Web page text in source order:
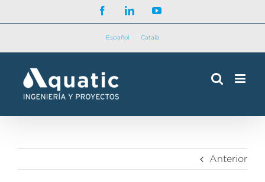
FacebookLinkedInYouTube
Español Català
Anterior